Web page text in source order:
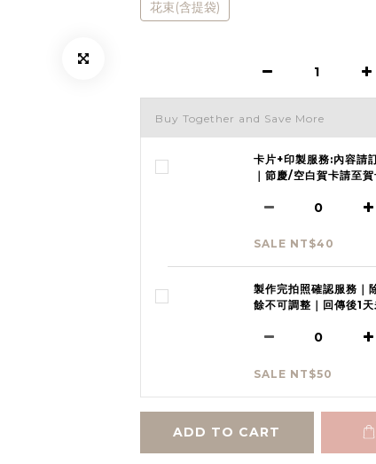
花束(含提袋)
Buy Together and Save More
卡片+印製服務:內容請
｜節慶/空白賀卡請至
SALE NT$40
製作完拍照確認服務｜
餘不可調整｜回傳後1
SALE NT$50
ADD TO CART